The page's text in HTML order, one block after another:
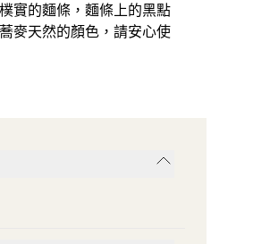
實的麵條，麵條上的黑點
麥天然的顏色，請安心使